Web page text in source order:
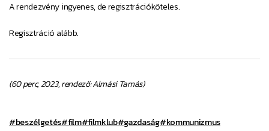
A rendezvény ingyenes, de regisztrációköteles.
Regisztráció alább.
(60 perc, 2023, rendező: Almási Tamás)
#beszélgetés#film#filmklub#gazdaság#kommunizmus